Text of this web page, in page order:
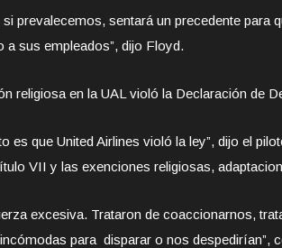
si prevalecemos, sentará un precedente para
a sus empleados”, dijo Floyd.
religiosa en la UAL violó la Declaración de
es que United Airlines violó la ley”, dijo el
VII y las exenciones religiosas,
excesiva. Trataron de coaccionarnos,
para disparar o nos despedirían”,